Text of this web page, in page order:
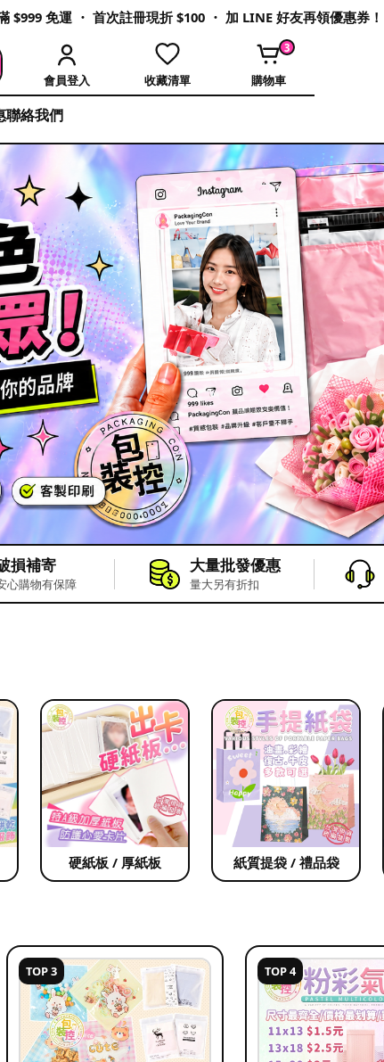
$999 免運 ・ 首次註冊現折 $100 ・ 加 LINE 好友再領優惠券！
會員登入 收藏清單
3
購物車
聯絡我們
損補寄
心購物有保障
大量批發優惠
量大另有折扣
硬紙板 / 厚紙板 紙質提袋 / 禮品袋
TOP 3 TOP 4